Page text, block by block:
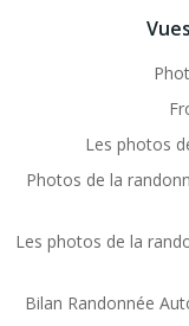
Les photos
Photos de la
Les photos de la
Bilan Randonnée